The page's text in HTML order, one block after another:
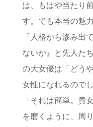
は、もはや当たり
す。でも本当の魅
「人格から滲み出
ないか』と先人た
の大女優は「どう
女性になれるので
「それは簡単。貴
を磨くように、周